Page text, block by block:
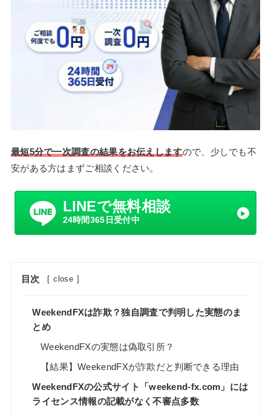
最短5分で一次調査の結果をお伝えしますので、少しでも不
安がある方はまずご相談ください。
LINEで無料相談
24時間365日受付中
目次 [ close ]
WeekendFXは詐欺？独自調査で判明した実態のま
とめ
WeekendFXの実態は偽取引所？
【結果】WeekendFXが詐欺だと判断できる理由
WeekendFXの公式サイト「weekend-fx.com」には
ライセンス情報の記載がなく不審点多数